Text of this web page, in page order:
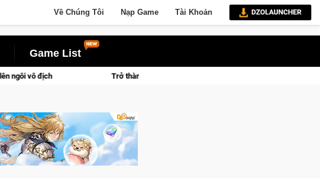
Về Chúng Tôi Nạp Game Tài Khoản
Game List
Trở thành "Đại ca Mèo" khuấy đảo thế giới ngầm trong Cat Mafia